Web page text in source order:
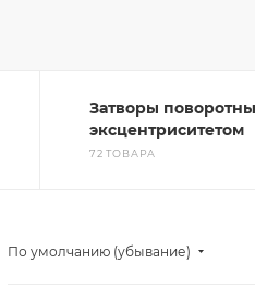
Затворы
эксцентриситетом
72 ТОВАРА
По умолчанию (убывание)